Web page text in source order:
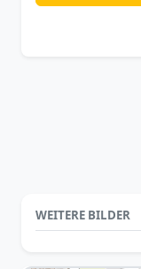
WEITERE BILDER